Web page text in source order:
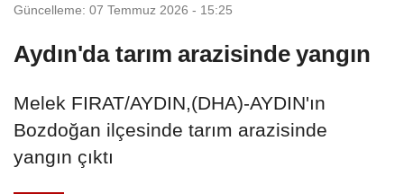
Güncelleme: 07 Temmuz 2026 - 15:25
Aydın'da tarım arazisinde yangın
Melek FIRAT/AYDIN,(DHA)-AYDIN'ın
Bozdoğan ilçesinde tarım arazisinde
yangın çıktı